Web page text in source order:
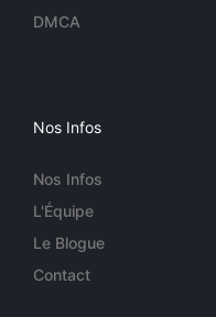
DMCA
Nos Infos
Nos Infos
L'Équipe
Le Blogue
Contact